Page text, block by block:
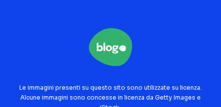
Le immagini presenti su questo sito sono utilizzate su licenza.
Alcune immagini sono concesse in licenza da Getty Images e